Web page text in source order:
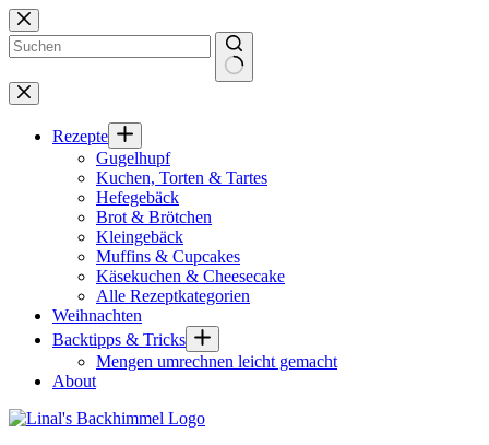
Zum
Inhalt
springen
Keine
Ergebnisse
Rezepte
Gugelhupf
Kuchen, Torten & Tartes
Hefegebäck
Brot & Brötchen
Kleingebäck
Muffins & Cupcakes
Käsekuchen & Cheesecake
Alle Rezeptkategorien
Weihnachten
Backtipps & Tricks
Mengen umrechnen leicht gemacht
About